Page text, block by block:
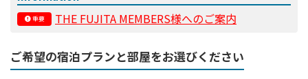
重要 THE FUJITA MEMBERS様へのご案内
ご希望の宿泊プランと部屋をお選びください